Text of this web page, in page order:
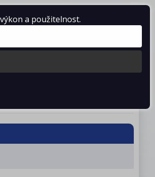
a použitelnost.